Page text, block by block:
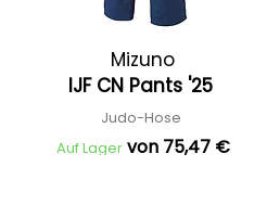
Mizuno
IJF CN Pants '25
Judo-Hose
Auf Lager von 75,47 €